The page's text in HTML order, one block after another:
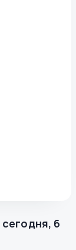
сегодня, 6